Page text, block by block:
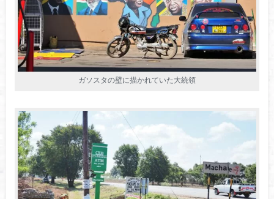
ガソスタの壁に描かれていた大統領